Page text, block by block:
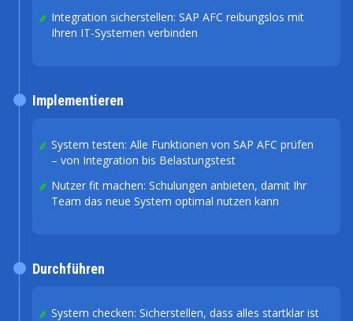
Integration sicherstellen: SAP AFC reibungslos mit
Ihren IT-Systemen verbinden
System testen: Alle Funktionen von SAP AFC prüfen
– von Integration bis Belastungstest
Nutzer fit machen: Schulungen anbieten, damit Ihr
Team das neue System optimal nutzen kann
Implementieren
System checken: Sicherstellen, dass alles startklar ist
Durchführen